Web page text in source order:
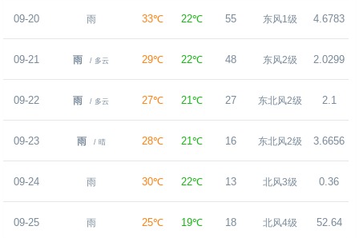
09-20 雨 33℃ 22℃ 55 东风1级 4.6783
09-21 雨 / 多云 29℃ 22℃ 48 东风2级 2.0299
09-22 雨 / 多云 27℃ 21℃ 27 东北风2级 2.1
09-23 雨 / 晴 28℃ 21℃ 16 东北风2级 3.6656
09-24 雨 30℃ 22℃ 13 北风3级 0.36
09-25 雨 25℃ 19℃ 18 北风4级 52.64